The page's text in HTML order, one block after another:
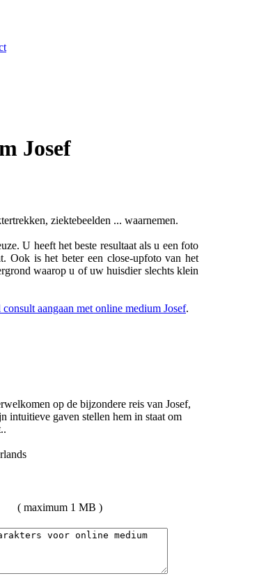
Josef
ziektebeelden ... waarnemen.
U heeft het beste resultaat als u een foto
Ook is het beter een close-upfoto van het
waarop u of uw huisdier slechts klein
aangaan met online medium Josef.
op de bijzondere reis van Josef,
intuitieve gaven stellen hem in staat om
( maximum 1 MB )